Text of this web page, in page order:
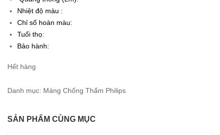
Nhiệt độ màu :
Chỉ số hoàn màu:
Tuổi thọ:
Bảo hành:
Hết hàng
Danh mục: Máng Chống Thấm Philips
SẢN PHẨM CÙNG MỤC